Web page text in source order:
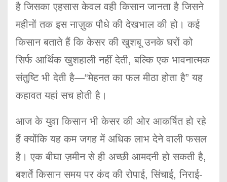
है जिसका एहसास केवल वही किसान जानता है जिसने
महीनों तक इस नाज़ुक पौधे की देखभाल की हो। कई
किसान बताते हैं कि केसर की खुशबू उनके घरों को
सिर्फ आर्थिक खुशहाली नहीं देती, बल्कि एक भावनात्मक
संतुष्टि भी देती है—“मेहनत का फल मीठा होता है” यह
कहावत यहां सच होती है।
आज के युवा किसान भी केसर की ओर आकर्षित हो रहे
हैं क्योंकि यह कम जगह में अधिक लाभ देने वाली फसल
है। एक बीघा ज़मीन से ही अच्छी आमदनी हो सकती है,
बशर्ते किसान समय पर कंद की रोपाई, सिंचाई, निराई-